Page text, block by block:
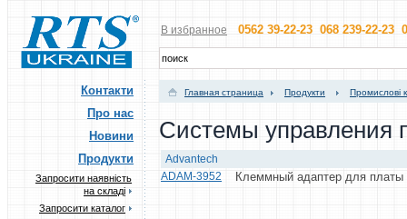
В избранное 0562 39-22-23 068 239-22-23
Контакти
Про нас
Новини
Продукти
Запросити наявність
на складі
Запросити каталог
Главная страница Продукти Промислові
Системы управления
Advantech
ADAM-3952
Клеммный адаптер для платы